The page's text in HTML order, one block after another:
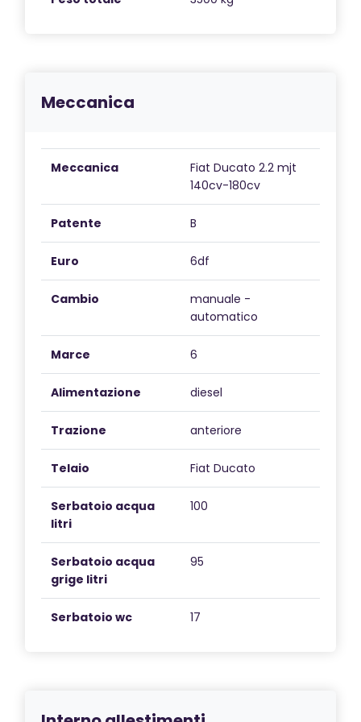
Meccanica
Meccanica
Fiat Ducato 2.2 mjt
140cv-180cv
Patente B
Euro 6df
Cambio
manuale -
automatico
Marce 6
Alimentazione diesel
Trazione anteriore
Telaio Fiat Ducato
Serbatoio acqua
litri
100
Serbatoio acqua
grige litri
95
Serbatoio wc 17